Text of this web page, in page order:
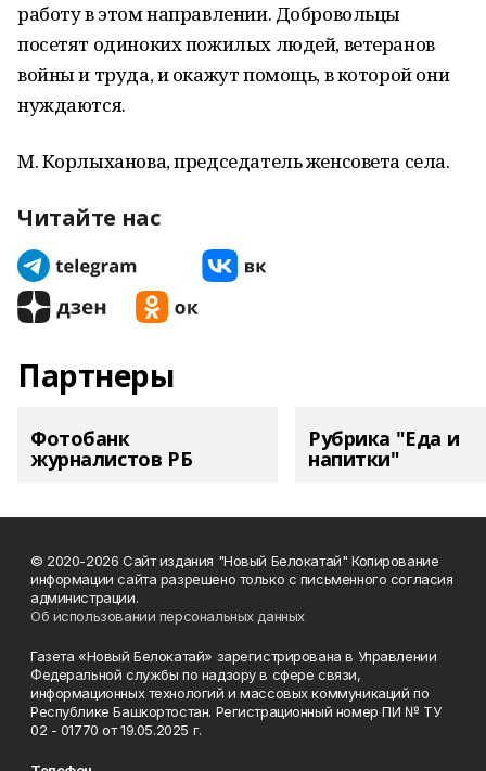
работу в этом направлении. Добровольцы
посетят одиноких пожилых людей, ветеранов
войны и труда, и окажут помощь, в которой они
нуждаются.
М. Корлыханова, председатель женсовета села.
Читайте нас
Партнеры
Фотобанк
журналистов РБ
Рубрика "Еда и
напитки"
© 2020-2026 Сайт издания "Новый Белокатай" Копирование
информации сайта разрешено только с письменного согласия
администрации.
Об использовании персональных данных
Газета «Новый Белокатай» зарегистрирована в Управлении
Федеральной службы по надзору в сфере связи,
информационных технологий и массовых коммуникаций по
Республике Башкортостан. Регистрационный номер ПИ № ТУ
02 - 01770 от 19.05.2025 г.